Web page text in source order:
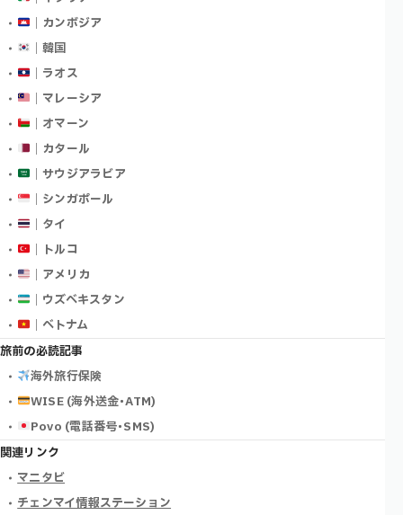
｜カンボジア
｜韓国
｜ラオス
｜マレーシア
｜オマーン
｜カタール
｜サウジアラビア
｜シンガポール
｜タイ
｜トルコ
｜アメリカ
｜ウズベキスタン
｜ベトナム
旅前の必読記事
海外旅行保険
WISE (海外送金･ATM)
Povo (電話番号･SMS)
関連リンク
マニタビ
チェンマイ情報ステーション